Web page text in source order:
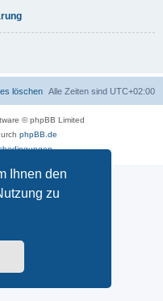
Ihnen den
zu
Alle Zeiten sind UTC+02:00
löschen
© phpBB Limited
phpBB.de